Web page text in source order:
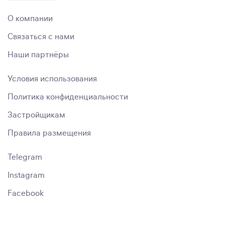
О компании
Связаться с нами
Наши партнёры
Условия использования
Политика конфиденциальности
Застройщикам
Правила размещения
Telegram
Instagram
Facebook